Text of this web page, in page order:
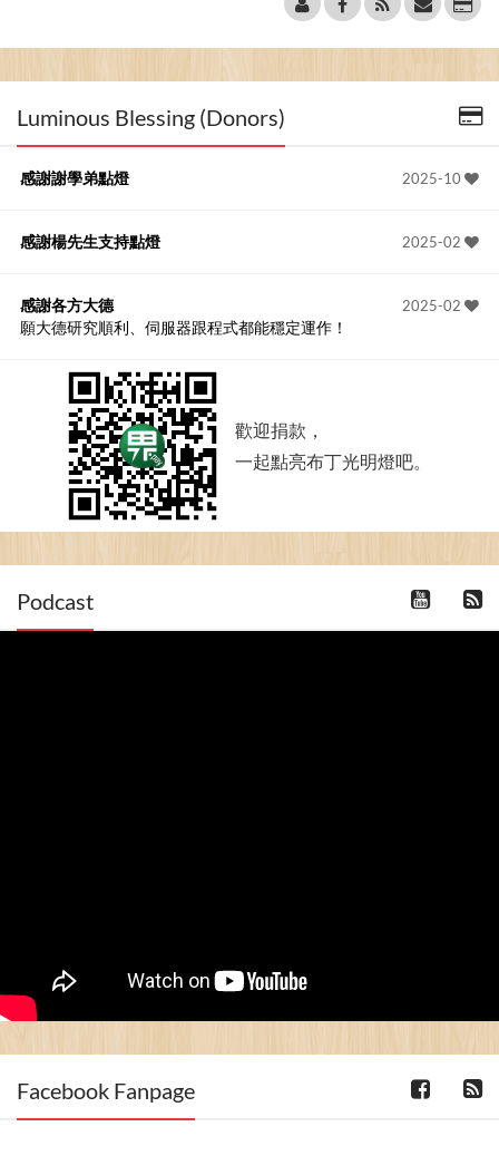
Luminous Blessing (Donors)
2025-10
感謝謝學弟點燈
2025-02
感謝楊先生支持點燈
2025-02
感謝各方大德
願大德研究順利、伺服器跟程式都能穩定運作！
歡迎捐款，
一起點亮布丁光明燈吧。
Podcast
Facebook Fanpage